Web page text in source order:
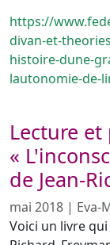
https://
divan-et-
histoire-dune-
lautonomie-de-
Lecture
«
de Jean-
mai 2018 | Eva-
Voici un livre